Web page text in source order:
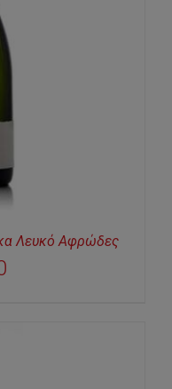
Λευκό Αφρώδες